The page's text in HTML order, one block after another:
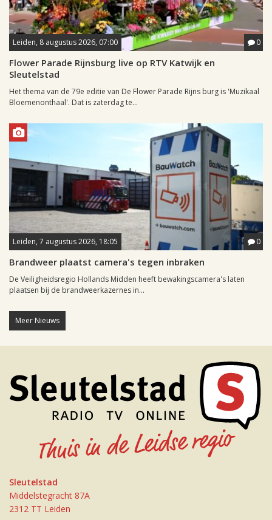
Leiden, 8 augustus 2026, 07:00 0
Flower Parade Rijnsburg live op RTV Katwijk en
Sleutelstad
Het thema van de 79e editie van De Flower Parade Rijns burg is 'Muzikaal
Bloemenonthaal'. Dat is zaterdag te...
Leiden, 7 augustus 2026, 18:05 0
Brandweer plaatst camera's tegen inbraken
De Veiligheidsregio Hollands Midden heeft bewakingscamera's laten
plaatsen bij de brandweerkazernes in...
Meer Nieuws
Sleutelstad
Middelstegracht 87A
2312 TT Leiden